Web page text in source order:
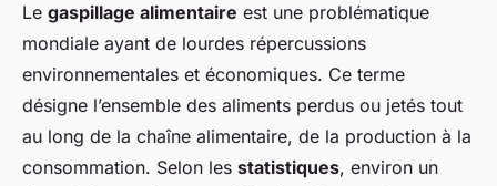
Le gaspillage alimentaire est une problématique
mondiale ayant de lourdes répercussions
environnementales et économiques. Ce terme
désigne l’ensemble des aliments perdus ou jetés tout
au long de la chaîne alimentaire, de la production à la
consommation. Selon les statistiques, environ un